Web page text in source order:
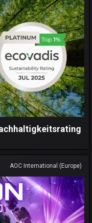
AOC International (Europe)